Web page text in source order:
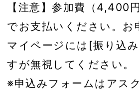
【注意】参加費（4,400
でお支払いください。お
マイページには[振り込
すが無視してください。
※申込みフォームはアス